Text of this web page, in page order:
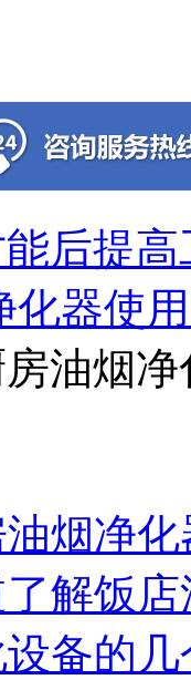
后提
化器使
房油烟净
烟净
解饭
备的